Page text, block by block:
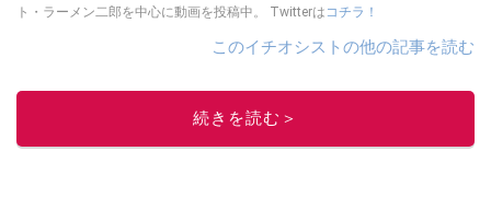
ト・ラーメン二郎を中心に動画を投稿中。 Twitterは コチラ！
このイチオシストの他の記事を読む
続きを読む＞